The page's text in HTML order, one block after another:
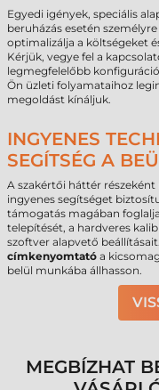
Egyedi igények, speciális
beruházás esetén
optimalizálja a költségeket
Kérjük, vegye fel a
legmegfelelőbb
Ön üzleti folyamataihoz
megoldást kínáljuk.
INGYENES
SEGÍTSÉG A
A szakértői háttér
ingyenes segítséget
támogatás magában
telepítését, a hardveres
szoftver alapvető
címkenyomtató a
belül munkába állhasson.
MEGBÍZHAT